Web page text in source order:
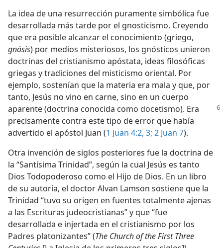
La idea de una resurrección puramente simbólica fue
desarrollada más tarde por el gnosticismo. Creyendo
que era posible alcanzar el conocimiento (griego,
gnósis) por medios misteriosos, los gnósticos unieron
doctrinas del cristianismo apóstata, ideas filosóficas
griegas y tradiciones del misticismo oriental. Por
ejemplo, sostenían que la materia era mala y que, por
tanto, Jesús no vino en carne, sino en un cuerpo
aparente (doctrina conocida como docetismo). Era
precisamente contra este tipo de error que había
advertido el apóstol Juan (1 Juan 4:2, 3; 2 Juan 7).
Otra invención de siglos posteriores fue la doctrina de
la “Santísima Trinidad”, según la cual Jesús es tanto
Dios Todopoderoso como el Hijo de Dios. En un libro
de su autoría, el doctor Alvan Lamson sostiene que la
Trinidad “tuvo su origen en fuentes totalmente ajenas
a las Escrituras judeocristianas” y que “fue
desarrollada e injertada en el cristianismo por los
Padres platonizantes” (The Church of the First Three